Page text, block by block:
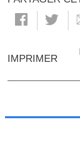
IMPRIMER